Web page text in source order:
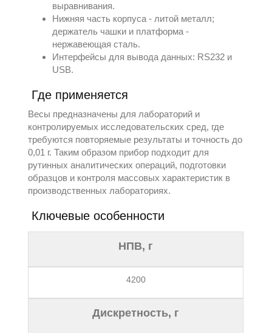
выравнивания.
Нижняя часть корпуса - литой металл;
держатель чашки и платформа -
нержавеющая сталь.
Интерфейсы для вывода данных: RS232 и
USB.
Где применяется
Весы предназначены для лабораторий и
контролируемых исследовательских сред, где
требуются повторяемые результаты и точность до
0,01 г. Таким образом прибор подходит для
рутинных аналитических операций, подготовки
образцов и контроля массовых характеристик в
производственных лабораториях.
Ключевые особенности
НПВ, г
4200
Дискретность, г